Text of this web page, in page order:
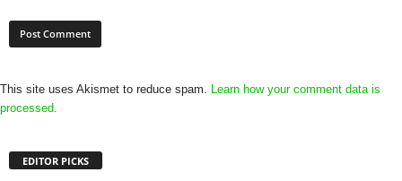
This site uses Akismet to reduce spam. Learn how your comment data is
processed.
EDITOR PICKS